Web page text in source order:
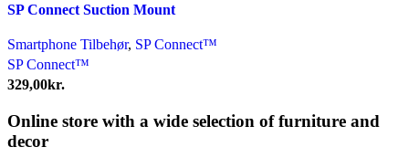
SP Connect Suction Mount
Smartphone Tilbehør, SP Connect™
SP Connect™
329,00kr.
Online store with a wide selection of furniture and
decor